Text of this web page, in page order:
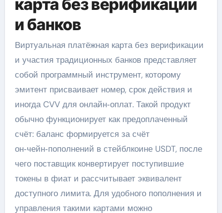
карта без верификации
и банков
Виртуальная платёжная карта без верификации
и участия традиционных банков представляет
собой программный инструмент, которому
эмитент присваивает номер, срок действия и
иногда CVV для онлайн‑оплат. Такой продукт
обычно функционирует как предоплаченный
счёт: баланс формируется за счёт
он‑чейн‑пополнений в стейблкоине USDT, после
чего поставщик конвертирует поступившие
токены в фиат и рассчитывает эквивалент
доступного лимита. Для удобного пополнения и
управления такими картами можно